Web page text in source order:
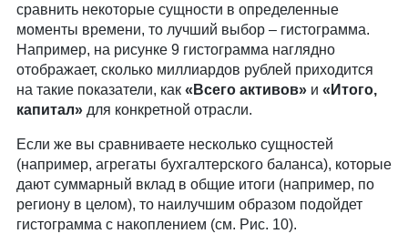
сравнить некоторые сущности в определенные
моменты времени, то лучший выбор – гистограмма.
Например, на рисунке 9 гистограмма наглядно
отображает, сколько миллиардов рублей приходится
на такие показатели, как «Всего активов»и «Итого,
капитал»для конкретной отрасли.
Если же вы сравниваете несколько сущностей
(например, агрегаты бухгалтерского баланса), которые
дают суммарный вклад в общие итоги (например, по
региону в целом), то наилучшим образом подойдет
гистограмма с накоплением (см. Рис. 10).